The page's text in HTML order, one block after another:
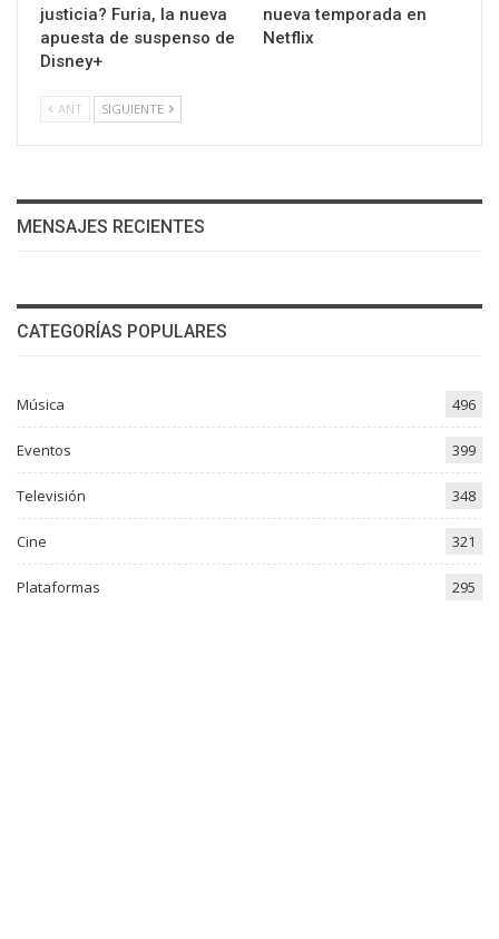
justicia? Furia, la nueva
apuesta de suspenso de
Disney+
nueva temporada en
Netflix
ANT SIGUIENTE
MENSAJES RECIENTES
CATEGORÍAS POPULARES
Música 496
Eventos 399
Televisión 348
Cine 321
Plataformas 295